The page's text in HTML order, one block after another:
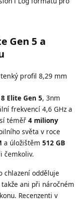
Gen 5 a
Elite Gen 5, 3nm
frekvencí 4,6 GHz a
téměř4 miliony
světa v roce
a úložištěm512 GB
čemkoliv.
chlazení odděluje
ani při náročném
Recenzenti v